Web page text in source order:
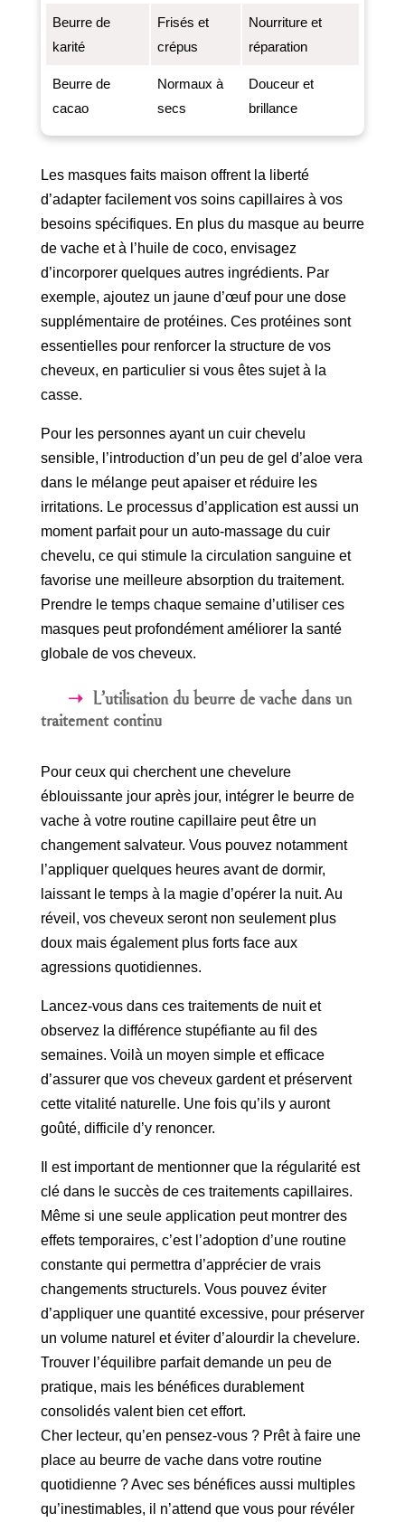
Beurre de
karité
Frisés et
crépus
Nourriture et
réparation
Beurre de
cacao
Normaux à
secs
Douceur et
brillance
Les masques faits maison offrent la liberté
d’adapter facilement vos soins capillaires à vos
besoins spécifiques. En plus du masque au beurre
de vache et à l’huile de coco, envisagez
d’incorporer quelques autres ingrédients. Par
exemple, ajoutez un jaune d’œuf pour une dose
supplémentaire de protéines. Ces protéines sont
essentielles pour renforcer la structure de vos
cheveux, en particulier si vous êtes sujet à la
casse.
Pour les personnes ayant un cuir chevelu
sensible, l’introduction d’un peu de gel d’aloe vera
dans le mélange peut apaiser et réduire les
irritations. Le processus d’application est aussi un
moment parfait pour un auto-massage du cuir
chevelu, ce qui stimule la circulation sanguine et
favorise une meilleure absorption du traitement.
Prendre le temps chaque semaine d’utiliser ces
masques peut profondément améliorer la santé
globale de vos cheveux.
L’utilisation du beurre de vache dans un
traitement continu
Pour ceux qui cherchent une chevelure
éblouissante jour après jour, intégrer le beurre de
vache à votre routine capillaire peut être un
changement salvateur. Vous pouvez notamment
l’appliquer quelques heures avant de dormir,
laissant le temps à la magie d’opérer la nuit. Au
réveil, vos cheveux seront non seulement plus
doux mais également plus forts face aux
agressions quotidiennes.
Lancez-vous dans ces traitements de nuit et
observez la différence stupéfiante au fil des
semaines. Voilà un moyen simple et efficace
d’assurer que vos cheveux gardent et préservent
cette vitalité naturelle. Une fois qu’ils y auront
goûté, difficile d’y renoncer.
Il est important de mentionner que la régularité est
clé dans le succès de ces traitements capillaires.
Même si une seule application peut montrer des
effets temporaires, c’est l’adoption d’une routine
constante qui permettra d’apprécier de vrais
changements structurels. Vous pouvez éviter
d’appliquer une quantité excessive, pour préserver
un volume naturel et éviter d’alourdir la chevelure.
Trouver l’équilibre parfait demande un peu de
pratique, mais les bénéfices durablement
consolidés valent bien cet effort.
Cher lecteur, qu’en pensez-vous ? Prêt à faire une
place au beurre de vache dans votre routine
quotidienne ? Avec ses bénéfices aussi multiples
qu’inestimables, il n’attend que vous pour révéler